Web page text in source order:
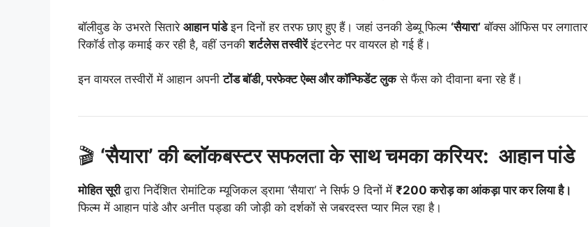
बॉलीवुड के उभरते सितारे आहान पांडेइन दिनों हर तरफ छाए हुए हैं। जहां उनकी डेब्यू फिल्म ‘सैयारा’ बॉक्स ऑफिस पर लगातार
रिकॉर्ड तोड़ कमाई कर रही है, वहीं उनकीशर्टलेस तस्वीरेंइंटरनेट पर वायरल हो गई हैं।
इन वायरल तस्वीरों में आहान अपनीटोंड बॉडी, परफेक्ट ऐब्स और कॉन्फिडेंट लुकसे फैंस को दीवाना बना रहे हैं।
🎬 ‘सैयारा’ की ब्लॉकबस्टर सफलता के साथ चमका करियर: आहान पांडे
मोहित सूरीद्वारा निर्देशित रोमांटिक म्यूजिकल ड्रामा ‘सैयारा’ ने सिर्फ 9 दिनों में ₹200 करोड़ का आंकड़ा पार कर लिया है।
फिल्म में आहान पांडे और अनीत पड्डा की जोड़ी को दर्शकों से जबरदस्त प्यार मिल रहा है।